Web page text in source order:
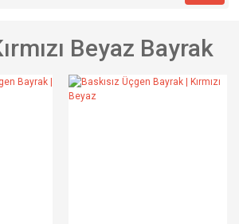
Beyaz Bayrak